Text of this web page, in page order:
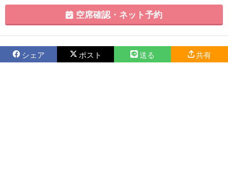
空席確認・ネット予約
シェア ポスト 送る 共有